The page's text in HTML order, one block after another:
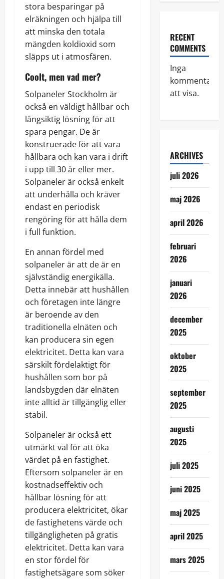
stora besparingar på
elräkningen och hjälpa till
att minska den totala
mängden koldioxid som
släpps ut i atmosfären.
Coolt, men vad mer?
Solpaneler Stockholm är
också en väldigt hållbar och
långsiktig lösning för att
spara pengar. De är
konstruerade för att vara
hållbara och kan vara i drift
i upp till 30 år eller mer.
Solpaneler är också enkelt
att underhålla och kräver
endast en periodisk
rengöring för att hålla dem
i full funktion.
En annan fördel med
solpaneler är att de är en
självständig energikälla.
Detta innebär att hushållen
och företagen inte längre
är beroende av den
traditionella elnäten och
kan producera sin egen
elektricitet. Detta kan vara
särskilt fördelaktigt för
hushållen som bor på
landsbygden där elnäten
inte alltid är tillgänglig eller
stabil.
Solpaneler är också ett
utmärkt val för att öka
värdet på en fastighet.
Eftersom solpaneler är en
kostnadseffektiv och
hållbar lösning för att
producera elektricitet, ökar
de fastighetens värde och
tillgängligheten på gratis
elektricitet. Detta kan vara
en stor fördel för
fastighetsägare som söker
RECENT
COMMENTS
Inga
kommentarer
att visa.
ARCHIVES
juli 2026
maj 2026
april 2026
februari
2026
januari
2026
december
2025
oktober
2025
september
2025
augusti
2025
juli 2025
juni 2025
maj 2025
april 2025
mars 2025